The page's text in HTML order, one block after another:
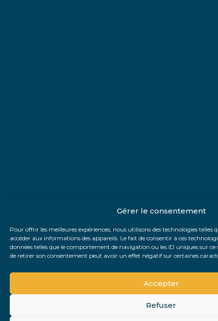
Gérer le consentement
Pour offrir les meilleures expériences, nous utilisons des technologies telles
accéder aux informations des appareils. Le fait de consentir à ces
données telles que le comportement de navigation ou les ID uniques sur ce
de retirer son consentement peut avoir un effet négatif sur certaines
Accepter
Refuser